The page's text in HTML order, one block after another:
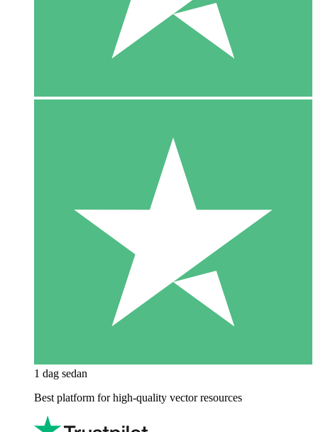
1 dag sedan
Best platform for high-quality vector resources